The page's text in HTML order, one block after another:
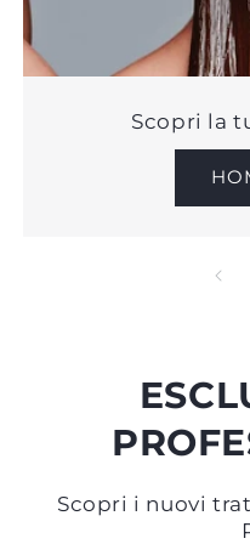
Scopri la
Scopri i nuovi